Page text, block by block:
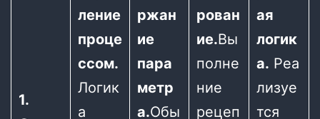
1.
ление
проце
ссом.
Логик
а
ржан
ие
пара
метр
а.Обы
рован
ие.Вы
полне
ние
рецеп
ая
логик
а. Реа
лизуе
тся